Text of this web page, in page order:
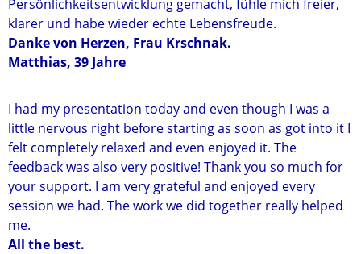
Persönlichkeitsentwicklung gemacht, fühle mich freier,
klarer und habe wieder echte Lebensfreude.
Danke von Herzen, Frau Krschnak.
Matthias, 39 Jahre
I had my presentation today and even though I was a
little nervous right before starting as soon as got into it I
felt completely relaxed and even enjoyed it. The
feedback was also very positive! Thank you so much for
your support. I am very grateful and enjoyed every
session we had. The work we did together really helped
me.
All the best.